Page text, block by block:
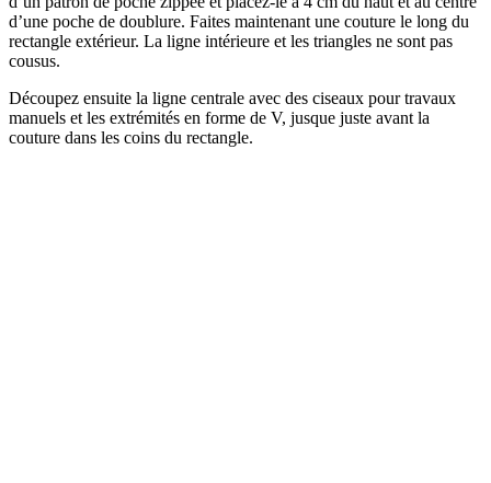
d’une poche de doublure. Faites maintenant une couture le long du
rectangle extérieur. La ligne intérieure et les triangles ne sont pas
cousus.
Découpez ensuite la ligne centrale avec des ciseaux pour travaux
manuels et les extrémités en forme de V, jusque juste avant la
couture dans les coins du rectangle.